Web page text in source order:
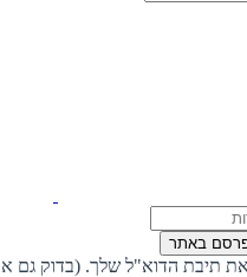
באתר
תיבת הדוא"ל שלך. (בדוק גם